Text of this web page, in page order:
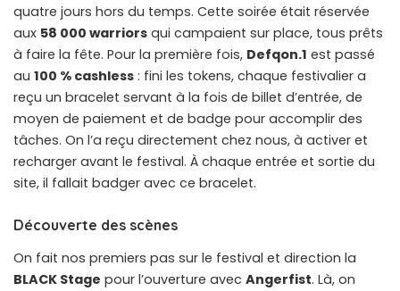
quatre jours hors du temps. Cette soirée était réservée
aux 58 000 warriors qui campaient sur place, tous prêts
à faire la fête. Pour la première fois, Defqon.1 est passé
au 100 % cashless : fini les tokens, chaque festivalier a
reçu un bracelet servant à la fois de billet d’entrée, de
moyen de paiement et de badge pour accomplir des
tâches. On l’a reçu directement chez nous, à activer et
recharger avant le festival. À chaque entrée et sortie du
site, il fallait badger avec ce bracelet.
Découverte des scènes
On fait nos premiers pas sur le festival et direction la
BLACK Stage pour l’ouverture avec Angerfist. Là, on